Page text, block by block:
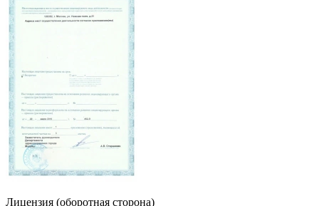
Лицензия (оборотная сторона)